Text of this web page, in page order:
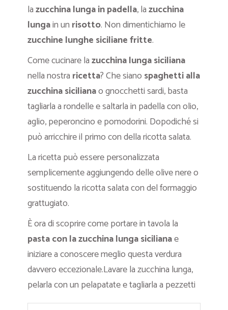
lazucchina lunga in padella, lazucchina
lungain un risotto. Non dimentichiamo le
zucchine lunghe siciliane fritte.
Come cucinare lazucchina lunga siciliana
nella nostra ricetta? Che siano spaghetti alla
zucchina sicilianao gnocchetti sardi, basta
tagliarla a rondelle e saltarla in padella con olio,
aglio, peperoncino e pomodorini. Dopodiché si
può arricchire il primo con della ricotta salata.
La ricetta può essere personalizzata
semplicemente aggiungendo delle olive nere o
sostituendo la ricotta salata con del formaggio
grattugiato.
È ora di scoprire come portare in tavola la
pasta con la zucchina lunga sicilianae
iniziare a conoscere meglio questa verdura
davvero eccezionale.Lavare la zucchina lunga,
pelarla con un pelapatate e tagliarla a pezzetti